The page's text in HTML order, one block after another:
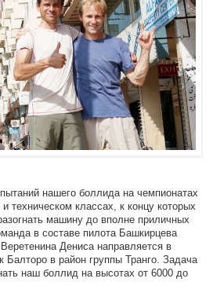
нашего боллида на чемпионатах
техническом классах, к концу которых
машину до вполне приличных
в составе пилота Башкирцева
Дениса направляется в
Балторо в район группы Транго. Задача
наш боллид на высотах от 6000 до